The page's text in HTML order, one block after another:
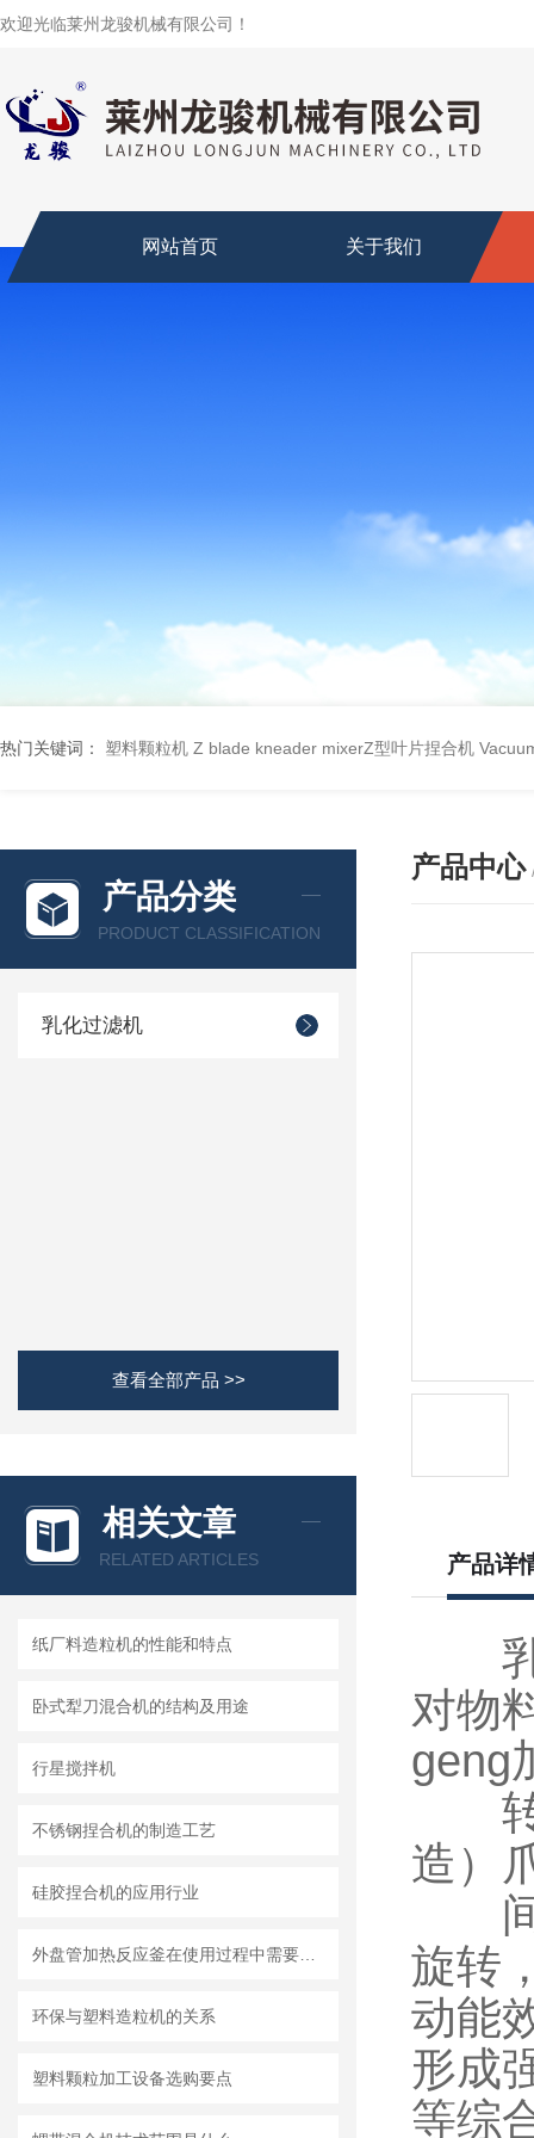
欢迎光临莱州龙骏机械有限公司！
网站首页 关于我们
热门关键词： 塑料颗粒机 Z blade kneader mixerZ型叶片捏合机
产品分类
PRODUCT CLASSIFICATION
乳化过滤机
查看全部产品 >>
相关文章
RELATED ARTICLES
纸厂料造粒机的性能和特点
卧式犁刀混合机的结构及用途
行星搅拌机
不锈钢捏合机的制造工艺
硅胶捏合机的应用行业
环保与塑料造粒机的关系
塑料颗粒加工设备选购要点
产品中心
产品详
乳
对物
geng
转
造）
间
旋转
动能
形成
等综